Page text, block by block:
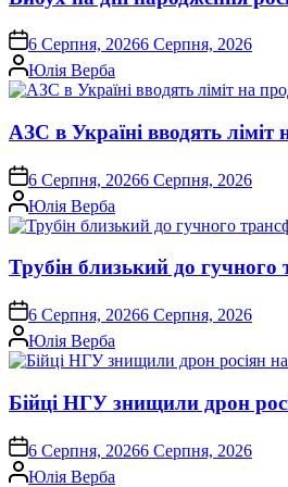
on6 Серпня, 20266 Серпня, 2026
Опубліковано
Юлія Верба
АЗС в Україні вводять
on6 Серпня, 20266 Серпня, 2026
Опубліковано
Юлія Верба
Трубін близький до
on6 Серпня, 20266 Серпня, 2026
Опубліковано
Юлія Верба
Бійці НГУ знищили дрон
on6 Серпня, 20266 Серпня, 2026
Опубліковано
Юлія Верба